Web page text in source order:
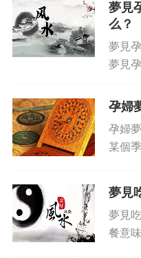
多意
自己
夢見
么？
夢見
夢見
示著
整理
孕婦
孕婦
某個
一朵
實，
夢見
夢見
餐意